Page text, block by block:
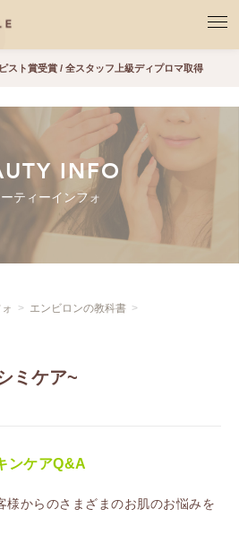
スト賞受賞 / 全スタッフ上級ディプロマ取得
INFO
ティーインフォ
エンビロンの教科書
ミケア~
ンケアQ&A
様からのさまざまのお肌のお悩みを